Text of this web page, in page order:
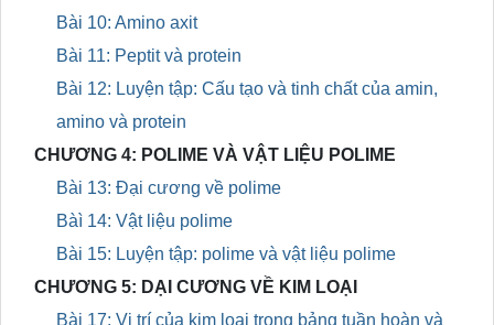
Bài 10: Amino axit
Bài 11: Peptit và protein
Bài 12: Luyện tập: Cấu tạo và tinh chất của amin,
amino và protein
CHƯƠNG 4: POLIME VÀ VẬT LIỆU POLIME
Bài 13: Đại cương về polime
Bàì 14: Vật liệu polime
Bài 15: Luyện tập: polime và vật liệu polime
CHƯƠNG 5: DẠI CƯƠNG VỀ KIM LOẠI
Bài 17: Vị trí của kim loại trong bảng tuần hoàn và